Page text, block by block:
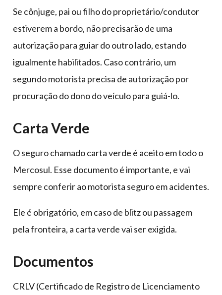
Se cônjuge, pai ou filho do proprietário/condutor
estiverem a bordo, não precisarão de uma
autorização para guiar do outro lado, estando
igualmente habilitados. Caso contrário, um
segundo motorista precisa de autorização por
procuração do dono do veículo para guiá-lo.
Carta Verde
O seguro chamado carta verde é aceito em todo o
Mercosul. Esse documento é importante, e vai
sempre conferir ao motorista seguro em acidentes.
Ele é obrigatório, em caso de blitz ou passagem
pela fronteira, a carta verde vai ser exigida.
Documentos
CRLV (Certificado de Registro de Licenciamento